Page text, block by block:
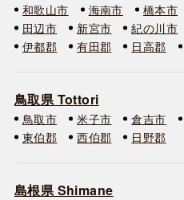
和歌山市 海南市 橋本市
田辺市
新宮市 紀の川市
伊都郡
有田郡 日高郡
鳥取県 Tottori
鳥取市 米子市 倉吉市
東伯郡
西伯郡 日野郡
島根県 Shimane